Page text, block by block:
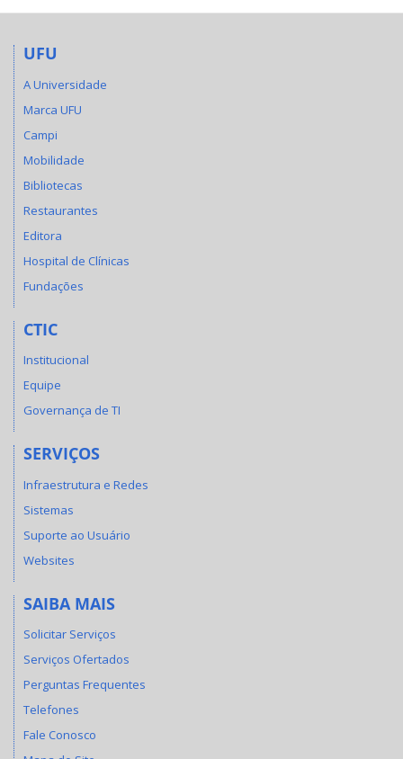
UFU
A Universidade
Marca UFU
Campi
Mobilidade
Bibliotecas
Restaurantes
Editora
Hospital de Clínicas
Fundações
CTIC
Institucional
Equipe
Governança de TI
SERVIÇOS
Infraestrutura e Redes
Sistemas
Suporte ao Usuário
Websites
SAIBA MAIS
Solicitar Serviços
Serviços Ofertados
Perguntas Frequentes
Telefones
Fale Conosco